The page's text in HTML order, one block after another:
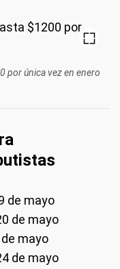
por única vez en enero
de mayo
de mayo
mayo
de mayo